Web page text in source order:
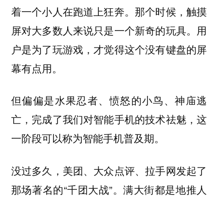
着一个小人在跑道上狂奔。那个时候，触摸
屏对大多数人来说只是一个新奇的玩具。用
户是为了玩游戏，才觉得这个没有键盘的屏
幕有点用。
但偏偏是水果忍者、愤怒的小鸟、神庙逃
亡，完成了我们对智能手机的技术祛魅，这
一阶段可以称为智能手机普及期。
没过多久，美团、大众点评、拉手网发起了
那场著名的“千团大战”。满大街都是地推人